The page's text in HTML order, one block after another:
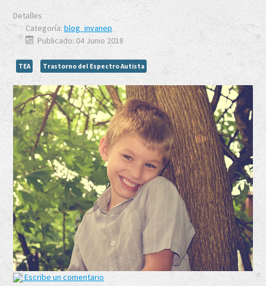
Detalles
Categoría: blog_invanep
Publicado: 04 Junio 2018
TEA Trastorno del Espectro Autista
Escribe un comentario